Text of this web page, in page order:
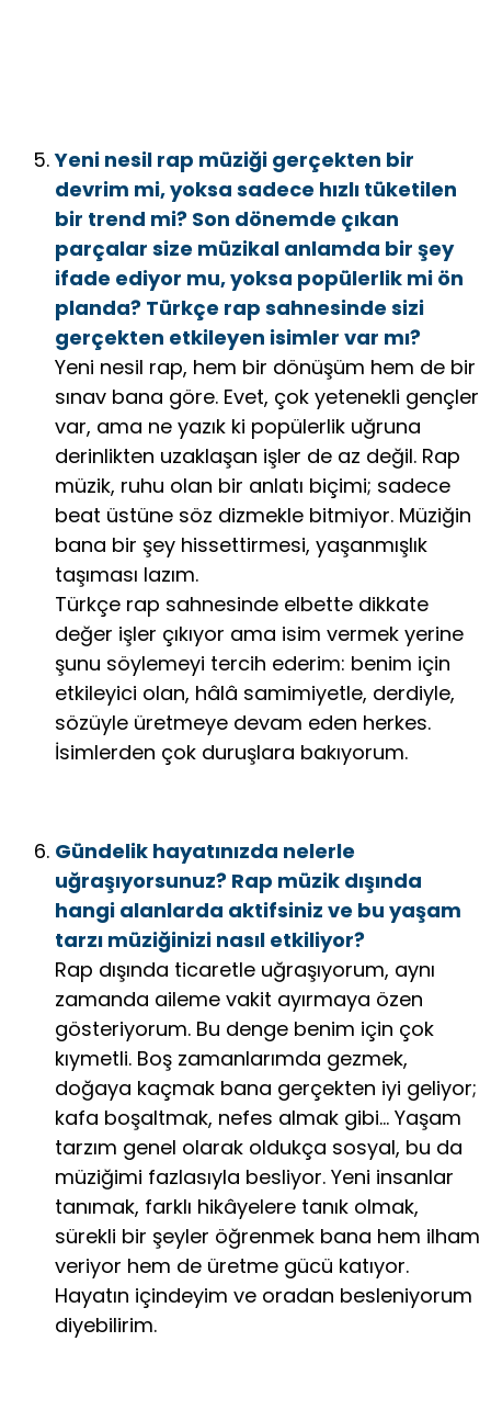
Yeni nesil rap müziği gerçekten bir
devrim mi, yoksa sadece hızlı tüketilen
bir trend mi? Son dönemde çıkan
parçalar size müzikal anlamda bir şey
ifade ediyor mu, yoksa popülerlik mi ön
planda? Türkçe rap sahnesinde sizi
gerçekten etkileyen isimler var mı?
Yeni nesil rap, hem bir dönüşüm hem de bir
sınav bana göre. Evet, çok yetenekli gençler
var, ama ne yazık ki popülerlik uğruna
derinlikten uzaklaşan işler de az değil. Rap
müzik, ruhu olan bir anlatı biçimi; sadece
beat üstüne söz dizmekle bitmiyor. Müziğin
bana bir şey hissettirmesi, yaşanmışlık
taşıması lazım.
Türkçe rap sahnesinde elbette dikkate
değer işler çıkıyor ama isim vermek yerine
şunu söylemeyi tercih ederim: benim için
etkileyici olan, hâlâ samimiyetle, derdiyle,
sözüyle üretmeye devam eden herkes.
İsimlerden çok duruşlara bakıyorum.
Gündelik hayatınızda nelerle
uğraşıyorsunuz? Rap müzik dışında
hangi alanlarda aktifsiniz ve bu yaşam
tarzı müziğinizi nasıl etkiliyor?
Rap dışında ticaretle uğraşıyorum, aynı
zamanda aileme vakit ayırmaya özen
gösteriyorum. Bu denge benim için çok
kıymetli. Boş zamanlarımda gezmek,
doğaya kaçmak bana gerçekten iyi geliyor;
kafa boşaltmak, nefes almak gibi… Yaşam
tarzım genel olarak oldukça sosyal, bu da
müziğimi fazlasıyla besliyor. Yeni insanlar
tanımak, farklı hikâyelere tanık olmak,
sürekli bir şeyler öğrenmek bana hem ilham
veriyor hem de üretme gücü katıyor.
Hayatın içindeyim ve oradan besleniyorum
diyebilirim.